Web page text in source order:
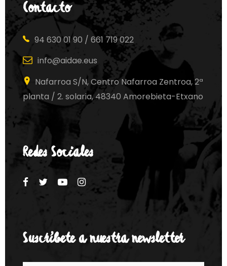
Contacto
94 630 01 90 / 661 719 022
info@aidae.eus
Nafarroa S/N, Centro Nafarroa Zentroa, 2ª
planta / 2. solaria, 48340 Amorebieta-Etxano
Redes Sociales
Suscríbete a nuestra newsletter